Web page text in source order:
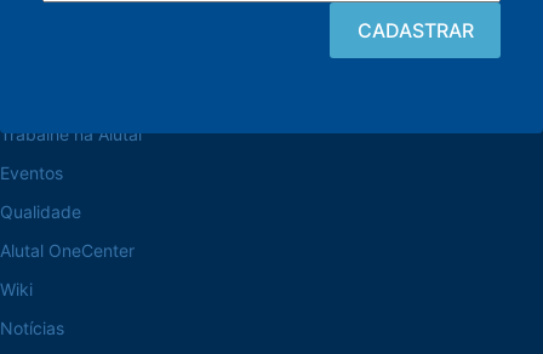
Trabalhe na Alutal
Eventos
Qualidade
Alutal OneCenter
Wiki
Notícias